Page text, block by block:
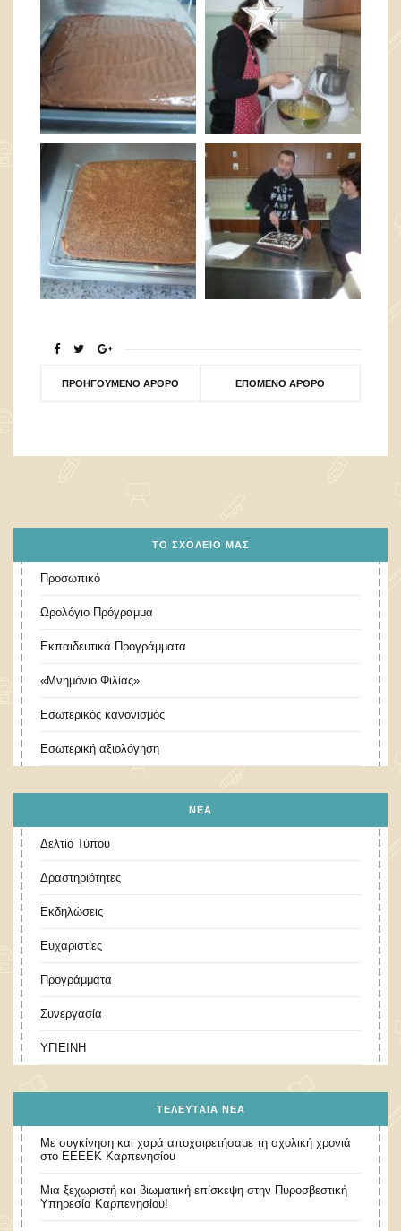
ΠΡΟΗΓΟΎΜΕΝΟ ΆΡΘΡΟ ΕΠΌΜΕΝΟ ΆΡΘΡΟ
ΤΟ ΣΧΟΛΕΊΟ ΜΑΣ
Προσωπικό
Ωρολόγιο Πρόγραμμα
Εκπαιδευτικά Προγράμματα
«Μνημόνιο Φιλίας»
Εσωτερικός κανονισμός
Εσωτερική αξιολόγηση
ΝΕΑ
Δελτίο Τύπου
Δραστηριότητες
Εκδηλώσεις
Ευχαριστίες
Προγράμματα
Συνεργασία
ΥΓΙΕΙΝΗ
ΤΕΛΕΥΤΑΊΑ ΝΈΑ
Με συγκίνηση και χαρά αποχαιρετήσαμε τη σχολική χρονιά
στο ΕΕΕΕΚ Καρπενησίου
Μια ξεχωριστή και βιωματική επίσκεψη στην Πυροσβεστική
Υπηρεσία Καρπενησίου!